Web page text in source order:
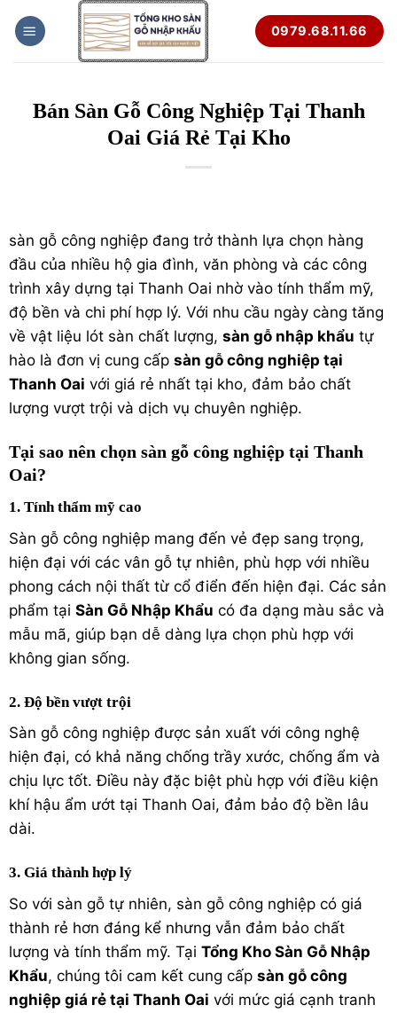
qua
nội
0979.68.11.66
Bán Sàn Gỗ Công Nghiệp Tại Thanh
Oai Giá Rẻ Tại Kho
sàn gỗ công nghiệp đang trở thành lựa chọn hàng
đầu của nhiều hộ gia đình, văn phòng và các công
trình xây dựng tại Thanh Oai nhờ vào tính thẩm mỹ,
độ bền và chi phí hợp lý. Với nhu cầu ngày càng tăng
về vật liệu lót sàn chất lượng, sàn gỗ nhập khẩu tự
hào là đơn vị cung cấp sàn gỗ công nghiệp tại
Thanh Oai với giá rẻ nhất tại kho, đảm bảo chất
lượng vượt trội và dịch vụ chuyên nghiệp.
Tại sao nên chọn sàn gỗ công nghiệp tại Thanh
Oai?
1. Tính thẩm mỹ cao
Sàn gỗ công nghiệp mang đến vẻ đẹp sang trọng,
hiện đại với các vân gỗ tự nhiên, phù hợp với nhiều
phong cách nội thất từ cổ điển đến hiện đại. Các sản
phẩm tại Sàn Gỗ Nhập Khẩu có đa dạng màu sắc và
mẫu mã, giúp bạn dễ dàng lựa chọn phù hợp với
không gian sống.
2. Độ bền vượt trội
Sàn gỗ công nghiệp được sản xuất với công nghệ
hiện đại, có khả năng chống trầy xước, chống ẩm và
chịu lực tốt. Điều này đặc biệt phù hợp với điều kiện
khí hậu ẩm ướt tại Thanh Oai, đảm bảo độ bền lâu
dài.
3. Giá thành hợp lý
So với sàn gỗ tự nhiên, sàn gỗ công nghiệp có giá
thành rẻ hơn đáng kể nhưng vẫn đảm bảo chất
lượng và tính thẩm mỹ. Tại Tổng Kho Sàn Gỗ Nhập
Khẩu, chúng tôi cam kết cung cấp sàn gỗ công
nghiệp giá rẻ tại Thanh Oai với mức giá cạnh tranh